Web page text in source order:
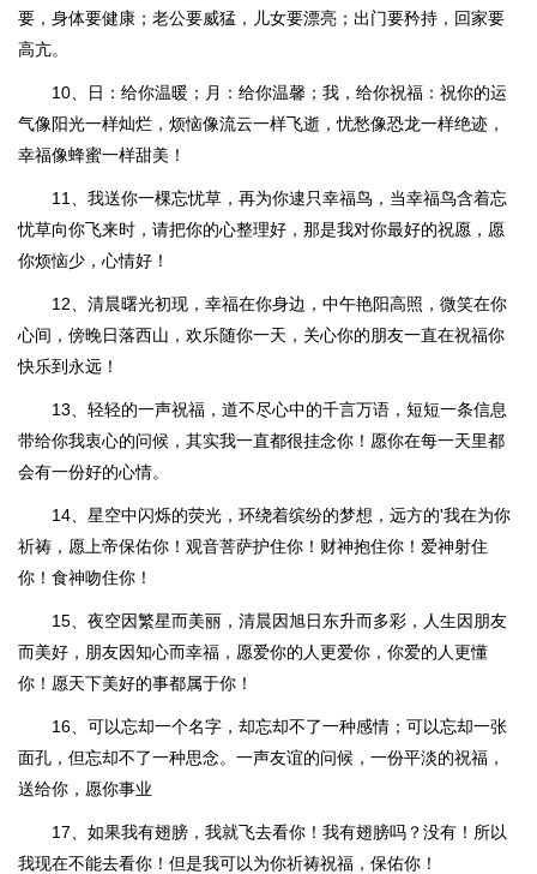
要，身体要健康；老公要威猛，儿女要漂亮；出门要矜持，回家要
高亢。
10、日：给你温暖；月：给你温馨；我，给你祝福：祝你的运
气像阳光一样灿烂，烦恼像流云一样飞逝，忧愁像恐龙一样绝迹，
幸福像蜂蜜一样甜美！
11、我送你一棵忘忧草，再为你逮只幸福鸟，当幸福鸟含着忘
忧草向你飞来时，请把你的心整理好，那是我对你最好的祝愿，愿
你烦恼少，心情好！
12、清晨曙光初现，幸福在你身边，中午艳阳高照，微笑在你
心间，傍晚日落西山，欢乐随你一天，关心你的朋友一直在祝福你
快乐到永远！
13、轻轻的一声祝福，道不尽心中的千言万语，短短一条信息
带给你我衷心的问候，其实我一直都很挂念你！愿你在每一天里都
会有一份好的心情。
14、星空中闪烁的荧光，环绕着缤纷的梦想，远方的'我在为你
祈祷，愿上帝保佑你！观音菩萨护住你！财神抱住你！爱神射住
你！食神吻住你！
15、夜空因繁星而美丽，清晨因旭日东升而多彩，人生因朋友
而美好，朋友因知心而幸福，愿爱你的人更爱你，你爱的人更懂
你！愿天下美好的事都属于你！
16、可以忘却一个名字，却忘却不了一种感情；可以忘却一张
面孔，但忘却不了一种思念。一声友谊的问候，一份平淡的祝福，
送给你，愿你事业
17、如果我有翅膀，我就飞去看你！我有翅膀吗？没有！所以
我现在不能去看你！但是我可以为你祈祷祝福，保佑你！